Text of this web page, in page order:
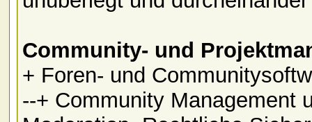
Community- und
+ Foren- und
--+ Community Management